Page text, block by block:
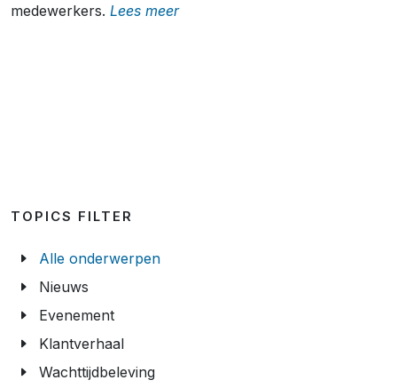
medewerkers. Lees meer
TOPICS FILTER
Alle onderwerpen
Nieuws
Evenement
Klantverhaal
Wachttijdbeleving